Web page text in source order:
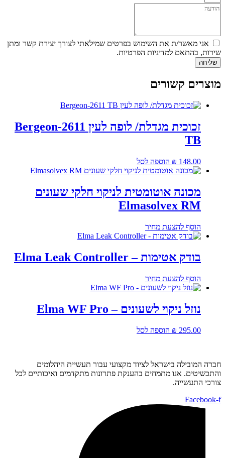
אני מאשר/ת את השימוש בפרטים שמילאתי לצורך יצירת קשר ומתן
שירות, בהתאם למדיניות הפרטיות.
שליחה
מוצרים קשורים
זכוכית מגדלת/ לופה לעין Bergeon-2611
TB
₪ 148.00 הוספה לסל
מכונה אוטומטית לניקוי חלקי שעונים
Elmasolvex RM
הוסף להצעת מחיר
בודק אטימות – Elma Leak Controller
הוסף להצעת מחיר
נוזל ניקוי לשעונים – Elma WF Pro
₪ 295.00 הוספה לסל
חברה המובילה בישראל לציוד מקצועי עבור תעשיית היהלומים
והתכשיטים. אנו מתמחים בהענקת פתרונות מתקדמים ואיכותיים לכל
צורכי התעשייה.
Facebook-f